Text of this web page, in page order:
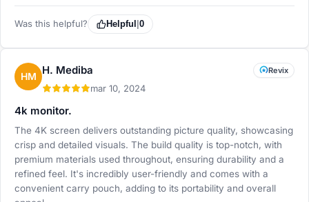
Was this helpful? Helpful 0
HM H. Mediba
mar 10, 2024
Revix
4k monitor.
The 4K screen delivers outstanding picture quality, showcasing
crisp and detailed visuals. The build quality is top-notch, with
premium materials used throughout, ensuring durability and a
refined feel. It's incredibly user-friendly and comes with a
convenient carry pouch, adding to its portability and overall